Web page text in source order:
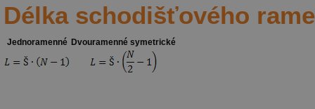
Délka schodišťového
Jednoramenné Dvouramenné symetrické